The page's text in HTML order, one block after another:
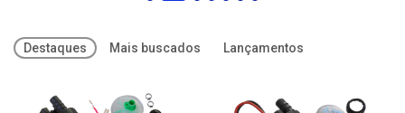
Destaques Mais buscados Lançamentos